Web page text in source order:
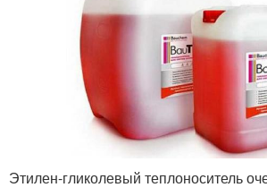
Этилен-гликолевый теплоноситель